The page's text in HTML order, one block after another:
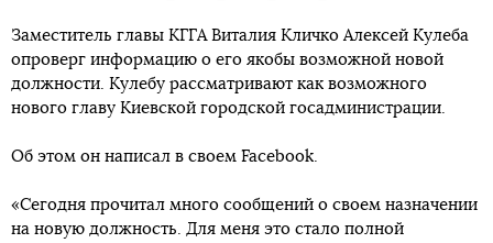
Заместитель главы КГГА Виталия Кличко Алексей Кулеба
опроверг информацию о его якобы возможной новой
должности. Кулебу рассматривают как возможного
нового главу Киевской городской госадминистрации.
Об этом он написал в своем Facebook.
«Сегодня прочитал много сообщений о своем назначении
на новую должность. Для меня это стало полной